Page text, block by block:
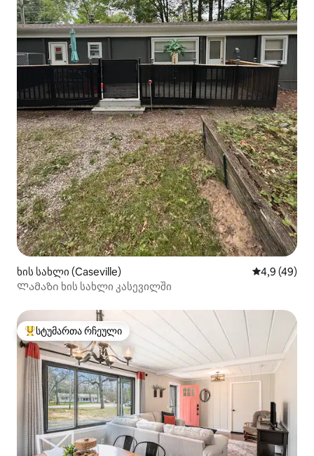
ხის სახლი (Caseville) საშუალო
4,9 (49)
Ლამაზი ხის სახლი კასევილში
სტუმართა რჩეული მოწინავე ვარიანტი
სტუმართა რჩეული